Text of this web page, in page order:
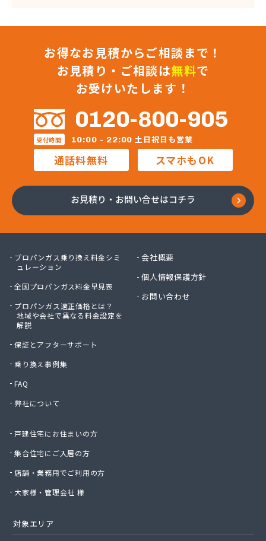
株式会社柴田産業
株式会社昭和ガス
株式会社松浦商会
株式会社松隈石油店
株式会社松山商店
株式会社新光
株式会社新光機器
株式会社進 藤
株式会社杉石油
株式会社西田商会
株式会社大栄産業
株式会社大同商会
株式会社大路商会
株式会社筑豊産業
株式会社筑豊商会 筑豊支店
株式会社筑豊商会 飯塚出張所
株式会社筑邦プロパン
株式会社椎山住宅設備
株式会社那須商店
株式会社日通プロパン 直方営業所
株式会社冨永商店
株式会社浮羽日石岩佐石油店
株式会社北九州ガス燃料
株式会社明治産業
株式会社木下工業所
お得なお見積からご相談まで！
お見積り・ご相談は無料で
お受けいたします！
0120-800-905
受付時間 10:00 - 22:00 土日祝日も営業
通話料無料 スマホもOK
お見積り・お問い合せはコチラ
プロパンガス乗り換え料金シミ
ュレーション
全国プロパンガス料金早見表
プロパンガス適正価格とは？
地域や会社で異なる料金設定を
解説
保証とアフターサポート
乗り換え事例集
FAQ
弊社について
戸建住宅にお住まいの方
集合住宅にご入居の方
店舗・業務用でご利用の方
大家様・管理会社 様
会社概要
個人情報保護方針
お問い合わせ
対象エリア